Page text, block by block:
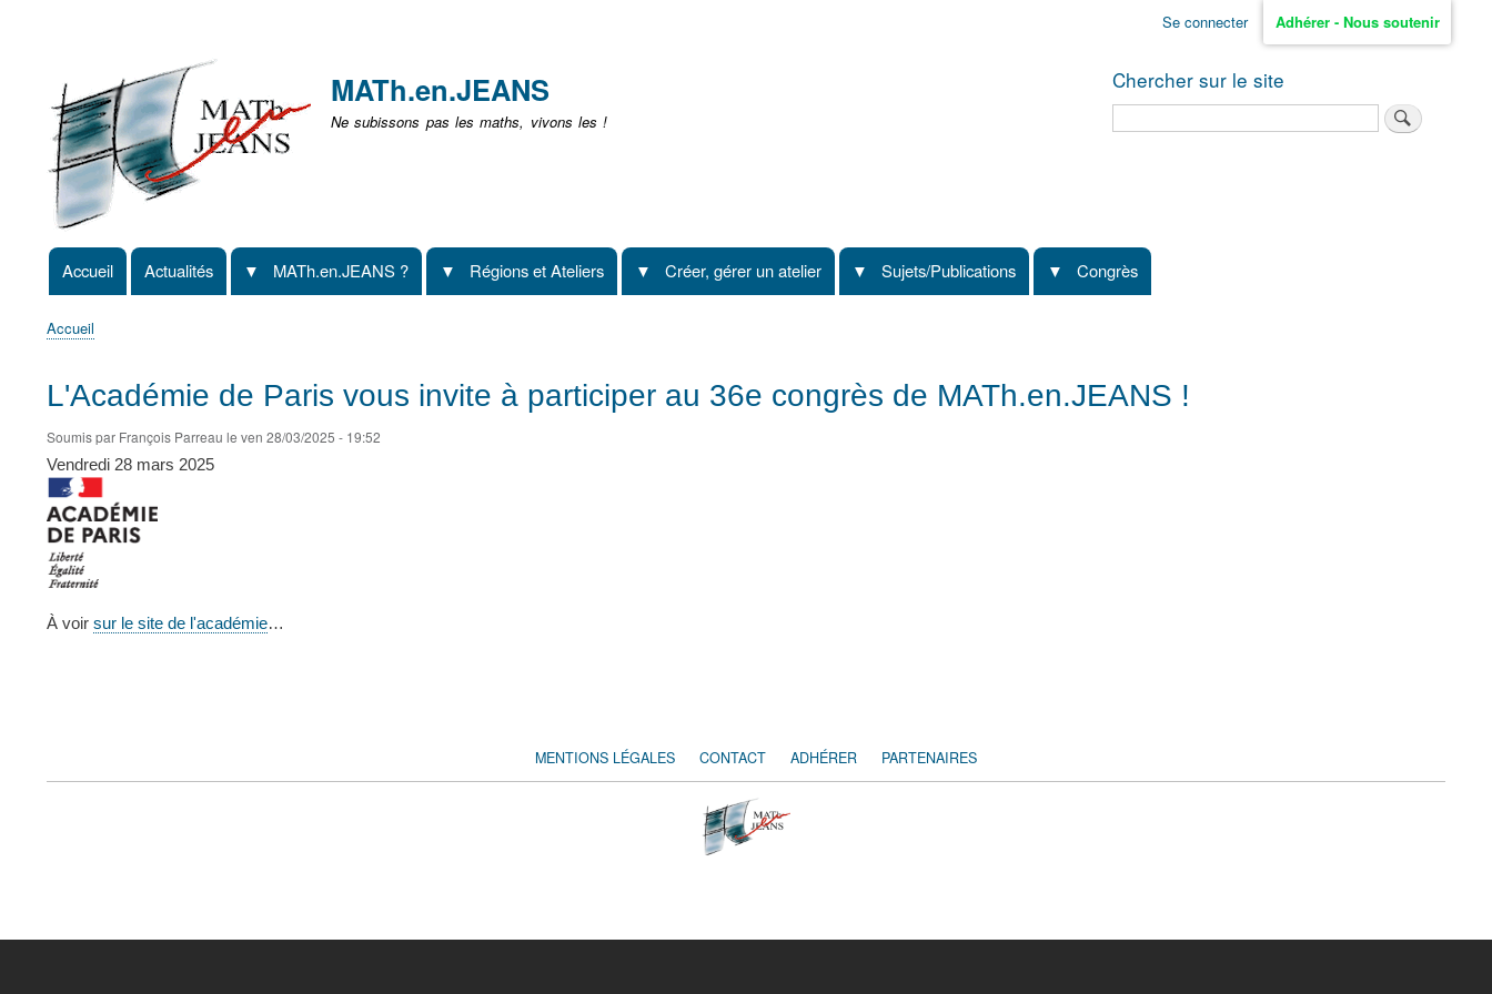
non
identifié
Se connecter Adhérer - Nous soutenir
MATh.en.JEANS
Ne subissons pas les maths, vivons les !
Chercher sur le site
Navigation
principale
Accueil Actualités MATh.en.JEANS ? Régions et Ateliers Créer, gérer un atelier Sujets/Publications Congrès
d'Ariane
Accueil
L'Académie de Paris vous invite à participer au 36e congrès de MATh.en.JEANS !
Soumis par François Parreau le ven 28/03/2025 - 19:52
Vendredi 28 mars 2025
À voir sur le site de l'académie…
FOOTER
MENTIONS LÉGALES CONTACT ADHÉRER PARTENAIRES